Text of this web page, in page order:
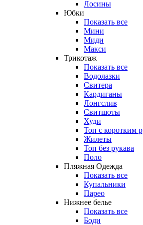
Лосины
Юбки
Показать все
Мини
Миди
Макси
Трикотаж
Показать все
Водолазки
Свитера
Кардиганы
Лонгслив
Свитшоты
Худи
Топ с коротким
Жилеты
Топ без рукава
Поло
Пляжная Одежда
Показать все
Купальники
Парео
Нижнее белье
Показать все
Боди